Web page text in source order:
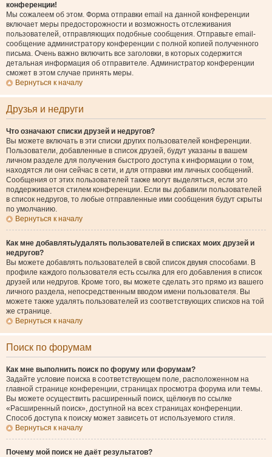
конференции!
Мы сожалеем об этом. Форма отправки email на данной конференции
включает меры предосторожности и возможность отслеживания
пользователей, отправляющих подобные сообщения. Отправьте email-
сообщение администратору конференции с полной копией полученного
письма. Очень важно включить все заголовки, в которых содержится
детальная информация об отправителе. Администратор конференции
сможет в этом случае принять меры.
Вернуться к началу
Друзья и недруги
Что означают списки друзей и недругов?
Вы можете включать в эти списки других пользователей конференции.
Пользователи, добавленные в список друзей, будут указаны в вашем
личном разделе для получения быстрого доступа к информации о том,
находятся ли они сейчас в сети, и для отправки им личных сообщений.
Сообщения от этих пользователей также могут выделяться, если это
поддерживается стилем конференции. Если вы добавили пользователей
в список недругов, то любые отправленные ими сообщения будут скрыты
по умолчанию.
Вернуться к началу
Как мне добавлять/удалять пользователей в списках моих друзей и
недругов?
Вы можете добавлять пользователей в свой список двумя способами. В
профиле каждого пользователя есть ссылка для его добавления в список
друзей или недругов. Кроме того, вы можете сделать это прямо из вашего
личного раздела, непосредственным вводом имени пользователя. Вы
можете также удалять пользователей из соответствующих списков на той
же странице.
Вернуться к началу
Поиск по форумам
Как мне выполнить поиск по форуму или форумам?
Задайте условие поиска в соответствующем поле, расположенном на
главной странице конференции, страницах просмотра форума или темы.
Вы можете осуществить расширенный поиск, щёлкнув по ссылке
«Расширенный поиск», доступной на всех страницах конференции.
Способ доступа к поиску может зависеть от используемого стиля.
Вернуться к началу
Почему мой поиск не даёт результатов?